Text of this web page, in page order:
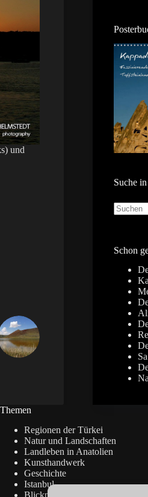
und
Suche
Schon
Themen
Regionen der Türkei
Natur und Landschaften
Landleben in Anatolien
Kunsthandwerk
Geschichte
Istanbul